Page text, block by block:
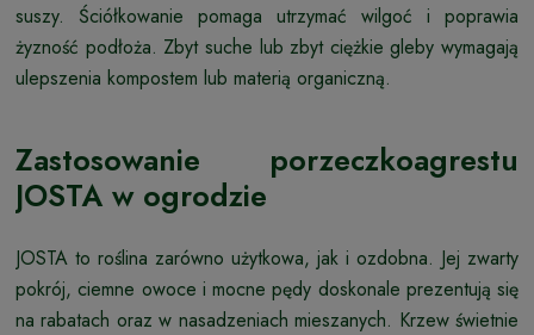
suszy. Ściółkowanie pomaga utrzymać wilgoć i poprawia
żyzność podłoża. Zbyt suche lub zbyt ciężkie gleby wymagają
ulepszenia kompostem lub materią organiczną.
Zastosowanie porzeczkoagrestu
JOSTA w ogrodzie
JOSTA to roślina zarówno użytkowa, jak i ozdobna. Jej zwarty
pokrój, ciemne owoce i mocne pędy doskonale prezentują się
na rabatach oraz w nasadzeniach mieszanych. Krzew świetnie